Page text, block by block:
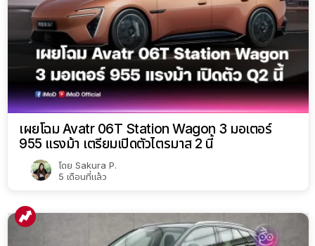
เผยโฉม Avatr 06T Station Wagon 3 มอเตอร์
955 แรงม้า เตรียมเปิดตัวไตรมาส 2 นี้
โดย Sakura P.
5 เดือนที่แล้ว